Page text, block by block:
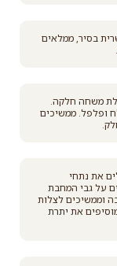
בסיר, ממלאים
משחה חלקה.
ופלפל. ממשיכים
את נתחי
על גבי המחבת
וממשיכים לצלות
את יתרת